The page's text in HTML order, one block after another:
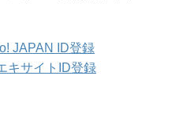
JAPAN ID登録
キサイトID登録